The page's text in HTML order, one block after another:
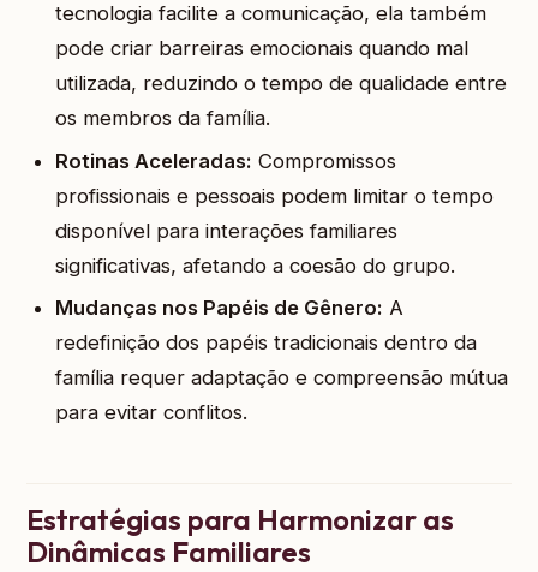
tecnologia facilite a comunicação, ela também
pode criar barreiras emocionais quando mal
utilizada, reduzindo o tempo de qualidade entre
os membros da família.
Rotinas Aceleradas: Compromissos
profissionais e pessoais podem limitar o tempo
disponível para interações familiares
significativas, afetando a coesão do grupo.
Mudanças nos Papéis de Gênero: A
redefinição dos papéis tradicionais dentro da
família requer adaptação e compreensão mútua
para evitar conflitos.
Estratégias para Harmonizar as
Dinâmicas Familiares